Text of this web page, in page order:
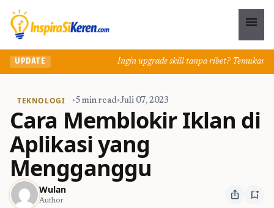
menu
UPDATE Ingin upgrade skill tanpa ribet? Temukan kelas
TEKNOLOGI •5 min read•Juli 07, 2023
Cara Memblokir Iklan di
Aplikasi yang
Mengganggu
Wulan
Author ios_share bookmark_add